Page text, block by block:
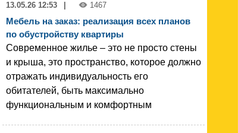
13.05.26 12:53 1467
Мебель на заказ: реализация всех планов
по обустройству квартиры
Современное жилье – это не просто стены
и крыша, это пространство, которое должно
отражать индивидуальность его
обитателей, быть максимально
функциональным и комфортным